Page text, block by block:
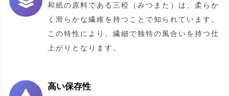
和紙の原料である三椏（みつまた）は、柔らか
く滑らかな繊維を持つことで知られています。
この特性により、繊細で独特の風合いを持つ仕
上がりとなります。
高い保存性